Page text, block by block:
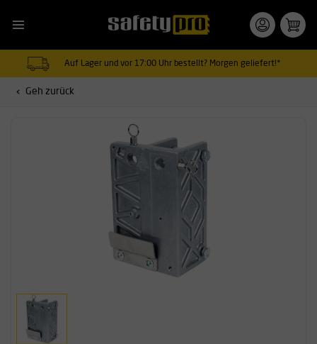
Auf Lager und vor 17:00 Uhr bestellt? Morgen geliefert!*
Geh zurück